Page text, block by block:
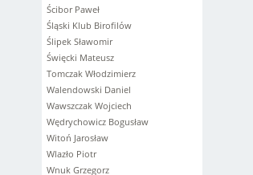
Ścibor Paweł
Śląski Klub Birofilów
Ślipek Sławomir
Święcki Mateusz
Tomczak Włodzimierz
Walendowski Daniel
Wawszczak Wojciech
Wędrychowicz Bogusław
Witoń Jarosław
Wlazło Piotr
Wnuk Grzegorz